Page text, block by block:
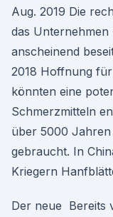
Aug. 2019 Die
das Unternehmen
anscheinend
2018 Hoffnung
könnten eine
Schmerzmitteln
über 5000
gebraucht. In
Kriegern
Der neue Bereits